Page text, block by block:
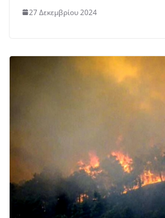
27 Δεκεμβρίου 2024